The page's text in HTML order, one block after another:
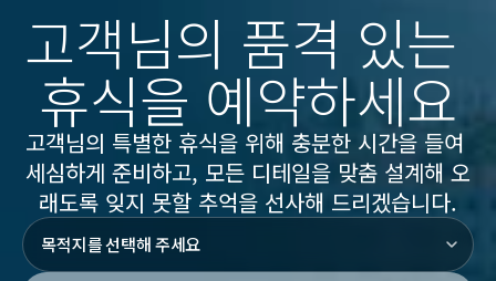
고객님의 품격 있는
휴식을 예약하세요
고객님의 특별한 휴식을 위해 충분한 시간을 들여
세심하게 준비하고, 모든 디테일을 맞춤 설계해 오
래도록 잊지 못할 추억을 선사해 드리겠습니다.